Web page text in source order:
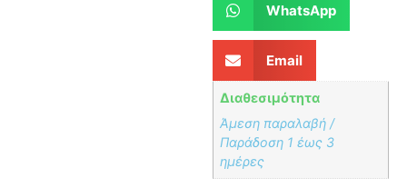
WhatsApp
Email
Διαθεσιμότητα
Άμεση παραλαβή /
Παράδoση 1 έως 3
ημέρες